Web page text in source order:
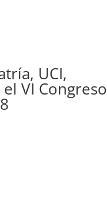
UCI,
VI Congreso